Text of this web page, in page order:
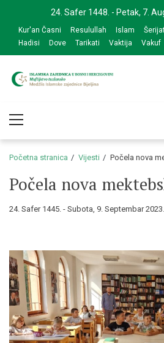
navigation
content
24. Safer 1448. - Petak, 7.
Kur'an Časni Resulullah Islam
Hadisi
Dove Tarikati Vaktija Vakuf
zajednice
Menu
Početna stranica Vijesti Počela nova
Počela nova
24. Safer 1445. - Subota, 9. Septembar 2023.